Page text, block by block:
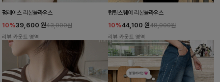
펌레이스 리본블라우스
10%39,600 원43,900원
리뷰 카운트 영역
럽틸스퀘어 리본블라우스
10%44,100 원48,900원
리뷰 카운트 영역